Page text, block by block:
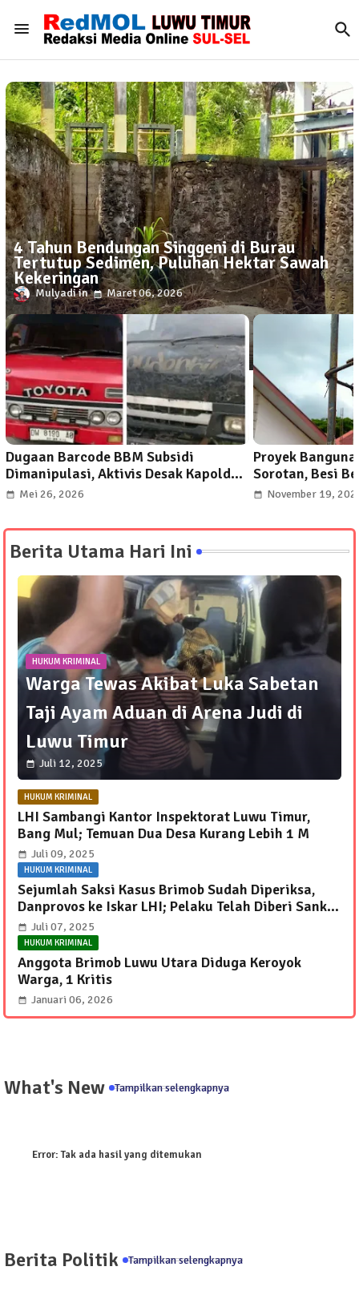
4 Tahun Bendungan Singgeni di Burau
Tertutup Sedimen, Puluhan Hektar Sawah
Kekeringan
Mulyadi Maret 06, 2026
Dugaan Barcode BBM Subsidi
Dimanipulasi, Aktivis Desak Kapolda
Evaluasi Kapolres dan Kanit Tipidter
Mei 26, 2026
Proyek
Sorotan, Besi
dari RAB:
November 19,
Berita Utama Hari Ini
HUKUM KRIMINAL
Warga Tewas Akibat Luka Sabetan
Taji Ayam Aduan di Arena Judi di
Luwu Timur
Juli 12, 2025
HUKUM KRIMINAL
LHI Sambangi Kantor Inspektorat Luwu Timur,
Bang Mul; Temuan Dua Desa Kurang Lebih 1 M
Juli 09, 2025
HUKUM KRIMINAL
Sejumlah Saksi Kasus Brimob Sudah Diperiksa,
Danprovos ke Iskar LHI; Pelaku Telah Diberi Sanksi
Internal
Juli 07, 2025
HUKUM KRIMINAL
Anggota Brimob Luwu Utara Diduga Keroyok
Warga, 1 Kritis
Januari 06, 2026
What's New Tampilkan selengkapnya
Error:Tak ada hasil yang ditemukan
Berita Politik Tampilkan selengkapnya